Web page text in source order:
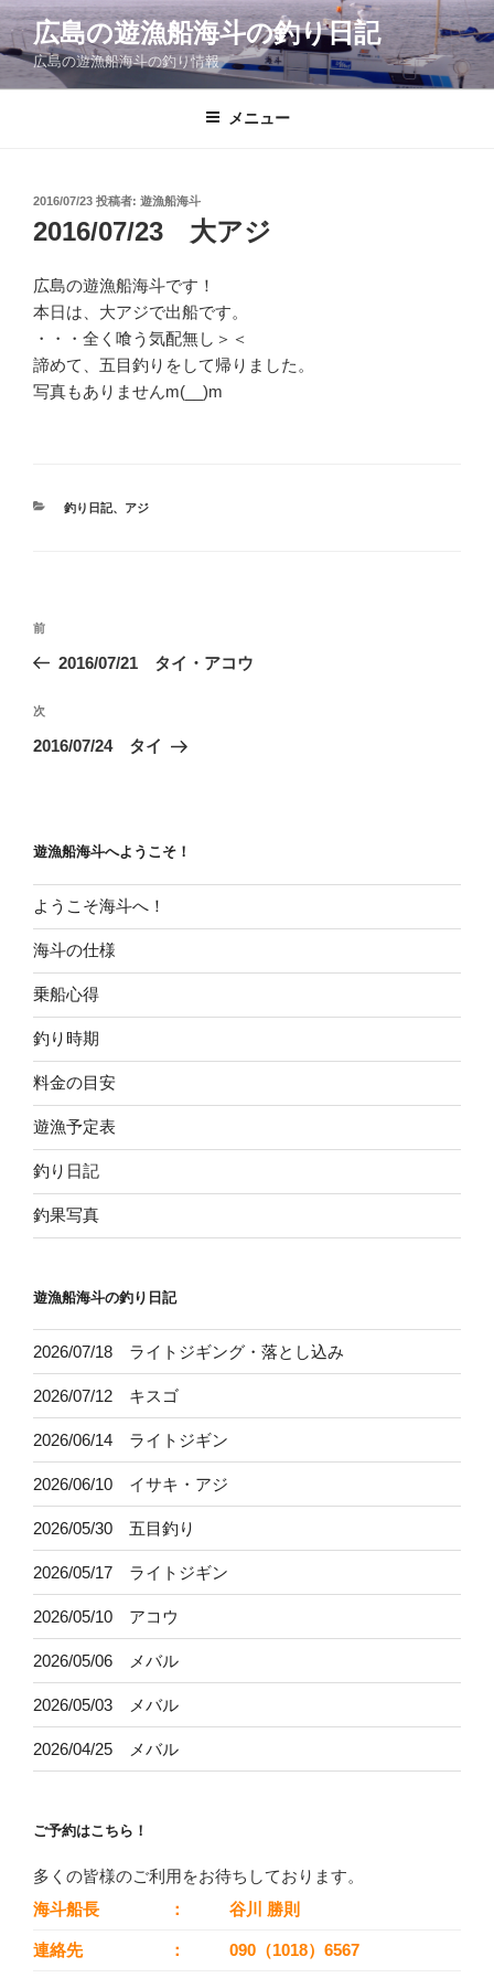
コ
ン
ン
広島の遊漁船海斗の釣り日記
広島の遊漁船海斗の釣り情報
メニュー
投
稿
日:
2016/07/23 投稿者: 遊漁船海斗
2016/07/23 大アジ
広島の遊漁船海斗です！
本日は、大アジで出船です。
・・・全く喰う気配無し＞＜
諦めて、五目釣りをして帰りました。
写真もありませんm(__)m
カ
釣り日記、 アジ
投
ビ
ゲ
ン
前
の
稿
前
2016/07/21 タイ・アコウ
次
の
次
2016/07/24 タイ
遊漁船海斗へようこそ！
ようこそ海斗へ！
海斗の仕様
乗船心得
釣り時期
料金の目安
遊漁予定表
釣り日記
釣果写真
遊漁船海斗の釣り日記
2026/07/18 ライトジギング・落とし込み
2026/07/12 キスゴ
2026/06/14 ライトジギン
2026/06/10 イサキ・アジ
2026/05/30 五目釣り
2026/05/17 ライトジギン
2026/05/10 アコウ
2026/05/06 メバル
2026/05/03 メバル
2026/04/25 メバル
ご予約はこちら！
多くの皆様のご利用をお待ちしております。
海斗船長
： 谷川 勝則
連絡先 ： 090（1018）6567